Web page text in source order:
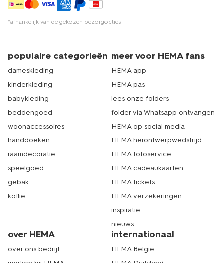
*afhankelijk van de gekozen bezorgopties
populaire categorieën
dameskleding
kinderkleding
babykleding
beddengoed
woonaccessoires
handdoeken
raamdecoratie
speelgoed
gebak
koffie
meer voor HEMA fans
HEMA app
HEMA pas
lees onze folders
folder via Whatsapp ontvangen
HEMA op social media
HEMA herontwerpwedstrijd
HEMA fotoservice
HEMA cadeaukaarten
HEMA tickets
HEMA verzekeringen
inspiratie
nieuws
over HEMA
over ons bedrijf
internationaal
HEMA België